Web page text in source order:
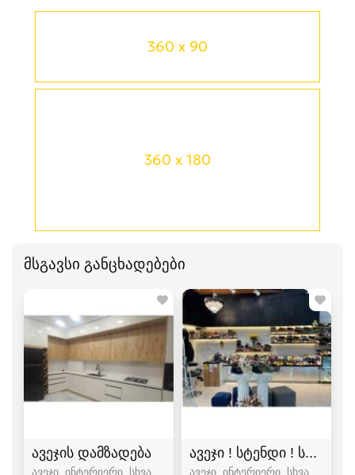
360 x 90
360 x 180
მსგავსი განცხადებები
ავეჯის დამზადება
ავეჯი, ინტერიერი, სხვა
ავეჯი ! სტენდი !
ავეჯი, ინტერიერი, სხვა